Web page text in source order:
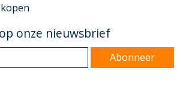
onze nieuwsbrief
Abonneer